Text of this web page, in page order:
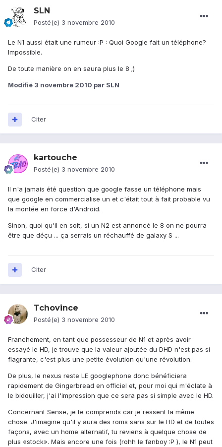
SLN
Posté(e) 3 novembre 2010
Le N1 aussi était une rumeur :P : Quoi Google fait un téléphone?
Impossible.
De toute manière on en saura plus le 8 ;)
Modifié 3 novembre 2010 par SLN
Citer
kartouche
Posté(e) 3 novembre 2010
Il n'a jamais été question que google fasse un téléphone mais
que google en commercialise un et c'était tout à fait probable vu
la montée en force d'Android.
Sinon, quoi qu'il en soit, si un N2 est annoncé le 8 on ne pourra
être que déçu ... ça serrais un réchauffé de galaxy S ...
Citer
Tchovince
Posté(e) 3 novembre 2010
Franchement, en tant que possesseur de N1 et après avoir
essayé le HD, je trouve que la valeur ajoutée du DHD n'est pas si
flagrante, c'est plus une petite évolution qu'une révolution.
De plus, le nexus reste LE googlephone donc bénéficiera
rapidement de Gingerbread en officiel et, pour moi qui m'éclate à
le bidouiller, j'ai l'impression que ce sera pas si simple avec le HD.
Concernant Sense, je te comprends car je ressent la même
chose. J'imagine qu'il y aura des roms sans sur le HD et de toutes
façons, avec un home alternatif, tu reviens à quelque chose de
plus «stock». Mais encore une fois (rohh le fanboy :P ), le N1 peut